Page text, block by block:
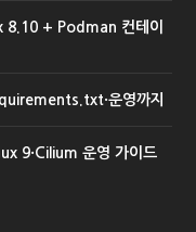
8.10 + Podman 컨테이
운영까지
9·Cilium 운영 가이드